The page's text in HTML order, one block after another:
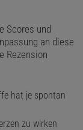
Scores und
an diese
Rezension
hat je spontan
zu wirken